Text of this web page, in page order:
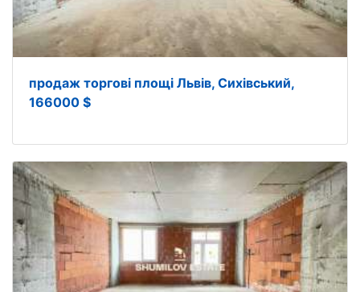
продаж торгові площі Львів, Сихівський,
166000 $